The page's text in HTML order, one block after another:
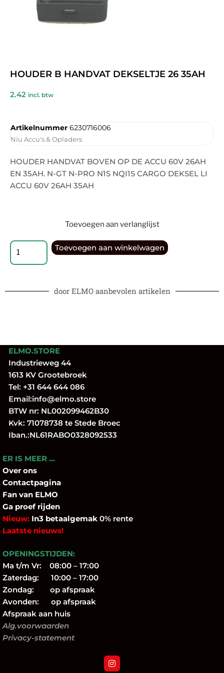
HOUDER B HANDVAT DEKSELTJE 26 35AH
2.42 incl. btw
Artikelnummer 6230716006
Niu Accu's & Opladers
HOUDER HANDVAT BOVEN OP DE ACCU 60V 26AH
EN 35AH. N-GT N-PRO N1S NQI1S CARGO DEKSEL LI
ACCU 60V 26AH 35AH
Toevoegen aan verlanglijst
Toevoegen aan winkelwagen
door ELMO aanbevolen artikelen
ELMO.STORE
Industrieweg 44
1613 KV Grootebroek
Tel: +31 644 644 086
Email:info@elmo.store
BTW nr: NL002099462B30
Kvk: 71078738 te Stede Broec
Iban.:NL61RABO0328092533
ER IS MEER …
Over ons
Contactpagina
Fan van ELMO
Ga proef rijden
Nieuw: In3 betaalgemak 0% rente
Laatste nieuws!
OPENINGSTIJDEN:
Ma t/m Vr: 08:00 – 17:00
Zaterdag: 10:00 – 17:00
Zondag: op afspraak
Avonden: op afspraak
Afspraak aan huis
Alg.voorwaarden
Privacy-statement